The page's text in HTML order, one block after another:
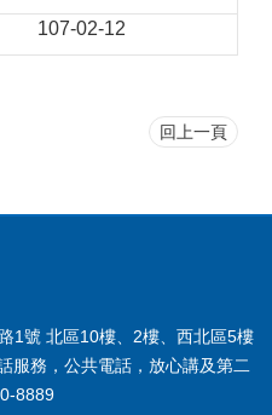
107-02-12
回上一頁
1號 北區10樓、2樓、西北區5樓
服務，公共電話，放心講及第二
8889